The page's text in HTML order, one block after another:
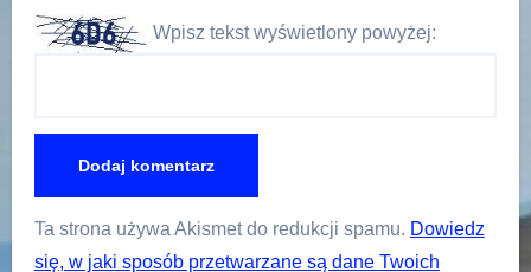
Wpisz tekst wyświetlony powyżej:
Ta strona używa Akismet do redukcji spamu. Dowiedz
się, w jaki sposób przetwarzane są dane Twoich